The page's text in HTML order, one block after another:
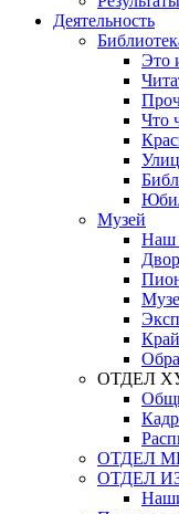
Деятельность
Это
Что
Музей
Наш
ОТДЕЛ
ОТДЕЛ
ОТДЕЛ